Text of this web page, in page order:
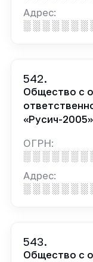
Адрес:
░ ░ ░ ░ ░ ░ ░
542.
Общество с
«Русич-2005»
ОГРН:
░ ░ ░ ░ ░ ░ ░
Адрес:
░ ░ ░ ░ ░ ░ ░
543.
Общество с